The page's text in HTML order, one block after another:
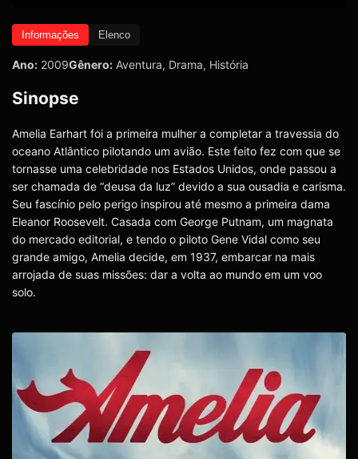
Informações Elenco
Ano: 2009Gênero: Aventura, Drama, História
Sinopse
Amelia Earhart foi a primeira mulher a completar a travessia do
oceano Atlântico pilotando um avião. Este feito fez com que se
tornasse uma celebridade nos Estados Unidos, onde passou a
ser chamada de “deusa da luz” devido a sua ousadia e carisma.
Seu fascínio pelo perigo inspirou até mesmo a primeira dama
Eleanor Roosevelt. Casada com George Putnam, um magnata
do mercado editorial, e tendo o piloto Gene Vidal como seu
grande amigo, Amelia decide, em 1937, embarcar na mais
arrojada de suas missões: dar a volta ao mundo em um voo
solo.